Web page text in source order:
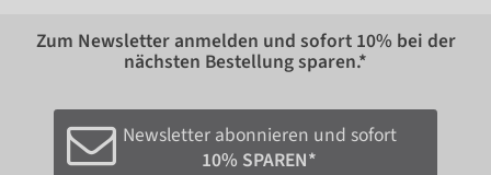
Zum Newsletter anmelden und sofort 10% bei der
nächsten Bestellung sparen.*
Newsletter abonnieren und sofort
10% SPAREN*